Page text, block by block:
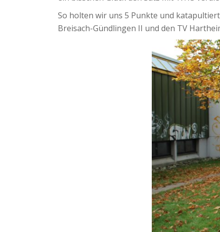
So holten wir uns 5 Punkte und
Breisach-Gündlingen II und den TV